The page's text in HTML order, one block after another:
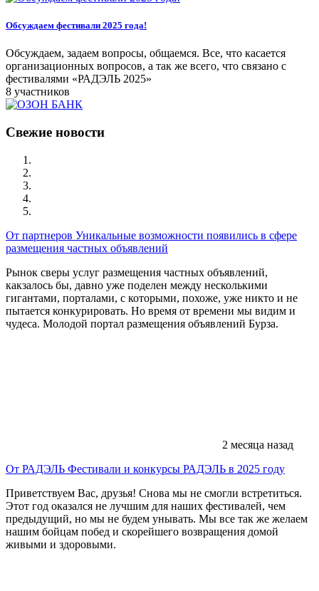
Обсуждаем фестивали 2025 года!
Обсуждаем, задаем вопросы, общаемся. Все, что касается
организационных вопросов, а так же всего, что связано с
фестивалями «РАДЭЛЬ 2025»
8 участников
Свежие новости
От партнеров Уникальные возможности появились в сфере
размещения частных объявлений
Рынок сверы услуг размещения частных объявлений,
какзалось бы, давно уже поделен между несколькими
гигантами, порталами, с которыми, похоже, уже никто и не
пытается конкурировать. Но время от времени мы видим и
чудеса. Молодой портал размещения объявлений Бурза.
2 месяца назад
От РАДЭЛЬ Фестивали и конкурсы РАДЭЛЬ в 2025 году
Приветствуем Вас, друзья! Снова мы не смогли встретиться.
Этот год оказался не лучшим для наших фестивалей, чем
предыдущий, но мы не будем унывать. Мы все так же желаем
нашим бойцам побед и скорейшего возвращения домой
живыми и здоровыми.